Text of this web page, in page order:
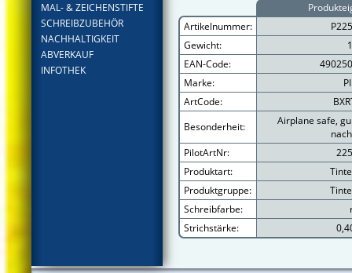
MAL- & ZEICHENSTIFTE
SCHREIBZUBEHÖR
NACHHALTIGKEIT
ABVERKAUF
INFOTHEK
Artikelnummer:
Gewicht:
EAN-Code:
Marke:
ArtCode:
Besonderheit:
Airplane safe,
PilotArtNr:
Produktart:
Produktgruppe:
Schreibfarbe:
Strichstärke: